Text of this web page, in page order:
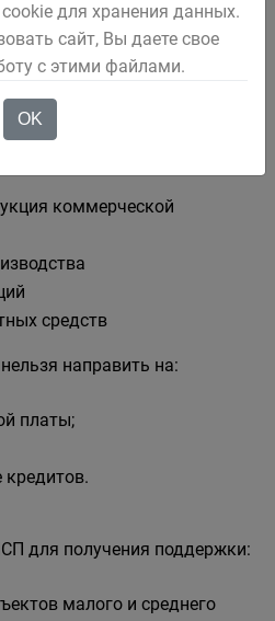
фондов (оборудование,
коммерческой
средств
направить на:
платы;
кредитов.
для получения поддержки:
малого и среднего
для хранения данных.
сайт, Вы даете свое
с этими файлами.
OK